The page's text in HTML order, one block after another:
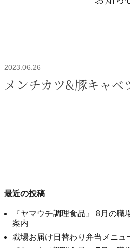
2023.06.26
メンチカツ&豚キャベ
最近の投稿
『ヤマウチ調理食品』 8月の
案内
職場お届け日替わり弁当メニュ